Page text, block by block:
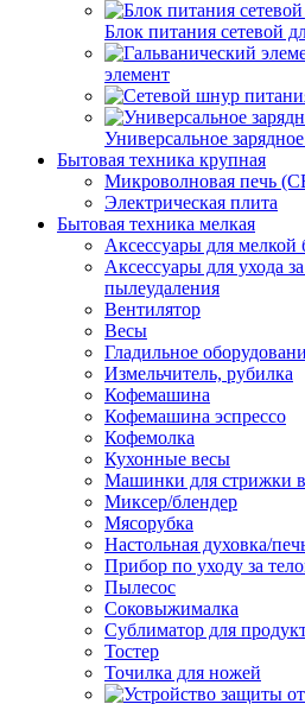
Блок питания сетевой
элемент
Универсальное
Бытовая техника крупная
Микроволновая печь
Электрическая плита
Бытовая техника мелкая
Аксессуары для мелкой
Аксессуары для ухода
пылеудаления
Вентилятор
Весы
Гладильное
Измельчитель, рубилка
Кофемашина
Кофемашина эспрессо
Кофемолка
Кухонные весы
Машинки для стрижки
Миксер/блендер
Мясорубка
Настольная духовка/
Прибор по уходу за
Пылесос
Соковыжималка
Сублиматор для
Тостер
Точилка для ножей